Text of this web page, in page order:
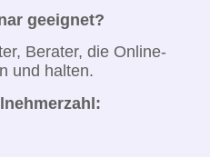
geeignet?
Berater, die Online-
und halten.